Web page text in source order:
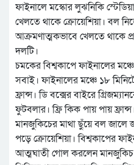
ফাইনালে মস্কোর লুঝনিকি
খেলতে থাকে ক্রোয়েশিয়া। বল
আক্রমণাত্মকভাবে খেলতে থাকে
দলটি।
চমকের বিশ্বকাপে ফাইনালের
সবাই। ফাইনালের মঞ্চে ১৮
ফ্রান্স। ডি বক্সের বাইরে
ফুটবলার। ফ্রি কিক পায় পায়
মানজুকিচের মাথা ছুঁয়ে বল জালে
পড়ে ক্রোয়েশিয়া। বিশ্বকাপের
আত্মঘাতী গোল করলেন